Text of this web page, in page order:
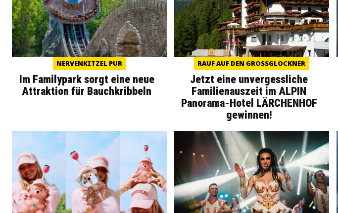
NERVENKITZEL PUR
Im Familypark sorgt eine neue
Attraktion für Bauchkribbeln
RAUF AUF DEN GROSSGLOCKNER
Jetzt eine unvergessliche
Familienauszeit im ALPIN
Panorama-Hotel LÄRCHENHOF
gewinnen!